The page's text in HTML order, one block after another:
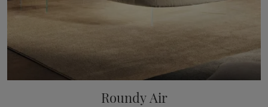
Roundy Air